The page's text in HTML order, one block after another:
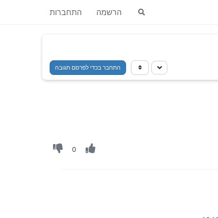
הרשמה התחברות
התחבר בכדי לפרסם תגובה
0